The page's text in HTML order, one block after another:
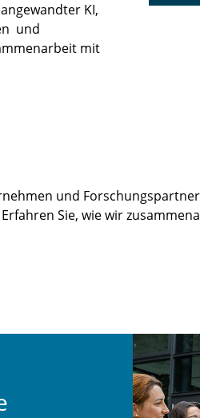
KI,
und
mit
und
Sie, wie wir